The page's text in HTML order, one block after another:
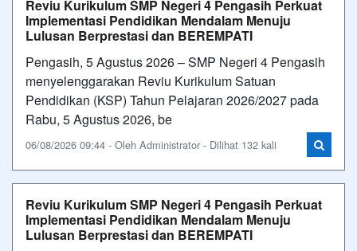
Reviu Kurikulum SMP Negeri 4 Pengasih Perkuat
Implementasi Pendidikan Mendalam Menuju
Lulusan Berprestasi dan BEREMPATI
Pengasih, 5 Agustus 2026 – SMP Negeri 4 Pengasih
menyelenggarakan Reviu Kurikulum Satuan
Pendidikan (KSP) Tahun Pelajaran 2026/2027 pada
Rabu, 5 Agustus 2026, be
06/08/2026 09:44 - Oleh Administrator - Dilihat 132 kali
Reviu Kurikulum SMP Negeri 4 Pengasih Perkuat
Implementasi Pendidikan Mendalam Menuju
Lulusan Berprestasi dan BEREMPATI